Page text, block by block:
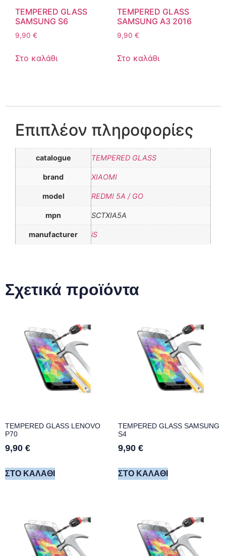
TEMPERED GLASS
SAMSUNG S6
9,90 €
Στο καλάθι
TEMPERED GLASS
SAMSUNG A3 2016
9,90 €
Στο καλάθι
Επιπλέον πληροφορίες
catalogue TEMPERED GLASS
brand XIAOMI
model REDMI 5A / GO
mpn SCTXIA5A
manufacturer iS
Σχετικά προϊόντα
TEMPERED GLASS LENOVO
P70
9,90 €
ΣΤΟ ΚΑΛΆΘΙ
TEMPERED GLASS SAMSUNG
S4
9,90 €
ΣΤΟ ΚΑΛΆΘΙ